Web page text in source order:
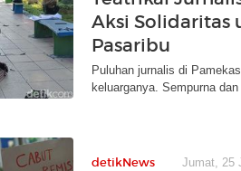
Aksi Solidaritas
Pasaribu
Puluhan jurnalis di
keluarganya. Sempurna
detikNews Jumat, 25